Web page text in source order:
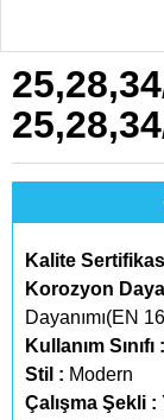
Kalite
Korozyon
Dayanımı(EN
Kullanım Sınıfı :
Stil : Modern
Çalışma Şekli :